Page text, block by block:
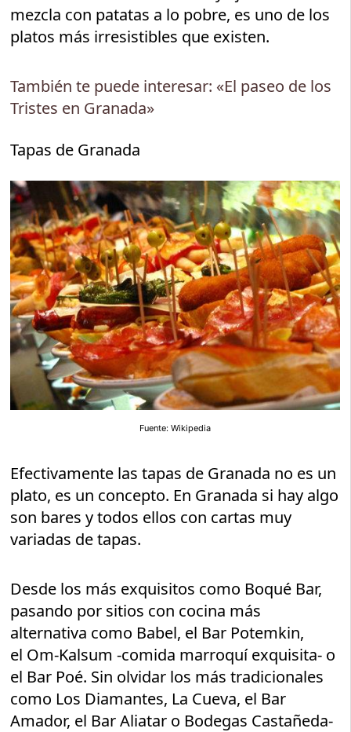
mezcla con patatas a lo pobre, es uno de los
platos más irresistibles que existen.
También te puede interesar: «El paseo de los
Tristes en Granada»
Tapas de Granada
Fuente: Wikipedia
Efectivamente las tapas de Granada no es un
plato, es un concepto. En Granada si hay algo
son bares y todos ellos con cartas muy
variadas de tapas.
Desde los más exquisitos como Boqué Bar,
pasando por sitios con cocina más
alternativa como Babel, el Bar Potemkin,
el Om-Kalsum -comida marroquí exquisita- o
el Bar Poé. Sin olvidar los más tradicionales
como Los Diamantes, La Cueva, el Bar
Amador, el Bar Aliatar o Bodegas Castañeda-